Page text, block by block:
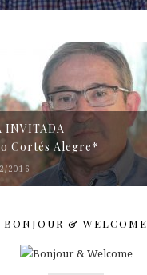
INVITADA
Cortés Alegre*
2016
BONJOUR & WELCOME